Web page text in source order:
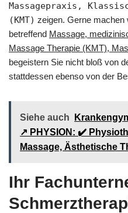
Massagepraxis,
(KMT) zeigen. Gerne machen
betreffend Massage,
Massage Therapie (KMT),
begeistern Sie nicht bloß von
stattdessen ebenso von der
Siehe auch
↗️ PHYSION: ✔️
Massage, Ästhetische
Ihr